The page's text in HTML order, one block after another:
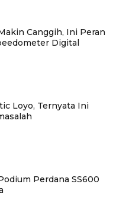
Canggih, Ini Peran
Digital
Loyo, Ternyata Ini
Perdana SS600